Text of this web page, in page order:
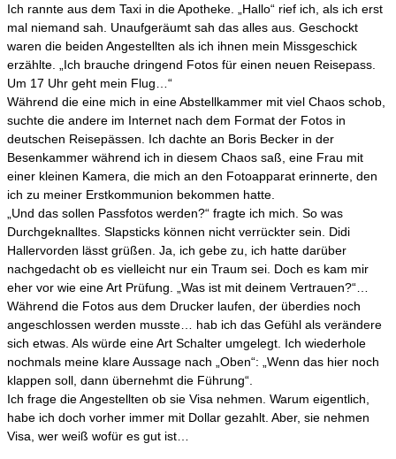
Ich rannte aus dem Taxi in die Apotheke. „Hallo“ rief ich, als ich erst
mal niemand sah. Unaufgeräumt sah das alles aus. Geschockt
waren die beiden Angestellten als ich ihnen mein Missgeschick
erzählte. „Ich brauche dringend Fotos für einen neuen Reisepass.
Um 17 Uhr geht mein Flug…“
Während die eine mich in eine Abstellkammer mit viel Chaos schob,
suchte die andere im Internet nach dem Format der Fotos in
deutschen Reisepässen. Ich dachte an Boris Becker in der
Besenkammer während ich in diesem Chaos saß, eine Frau mit
einer kleinen Kamera, die mich an den Fotoapparat erinnerte, den
ich zu meiner Erstkommunion bekommen hatte.
„Und das sollen Passfotos werden?“ fragte ich mich. So was
Durchgeknalltes. Slapsticks können nicht verrückter sein. Didi
Hallervorden lässt grüßen. Ja, ich gebe zu, ich hatte darüber
nachgedacht ob es vielleicht nur ein Traum sei. Doch es kam mir
eher vor wie eine Art Prüfung. „Was ist mit deinem Vertrauen?“…
Während die Fotos aus dem Drucker laufen, der überdies noch
angeschlossen werden musste… hab ich das Gefühl als verändere
sich etwas. Als würde eine Art Schalter umgelegt. Ich wiederhole
nochmals meine klare Aussage nach „Oben“: „Wenn das hier noch
klappen soll, dann übernehmt die Führung“.
Ich frage die Angestellten ob sie Visa nehmen. Warum eigentlich,
habe ich doch vorher immer mit Dollar gezahlt. Aber, sie nehmen
Visa, wer weiß wofür es gut ist…